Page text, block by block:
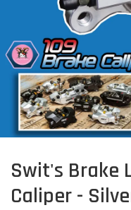
Swit's Brake
Caliper -